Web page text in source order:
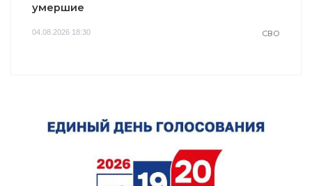
умершие
04.08.2026 18:30 СВО